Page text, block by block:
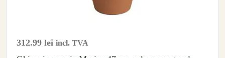
312.99 lei incl. TVA